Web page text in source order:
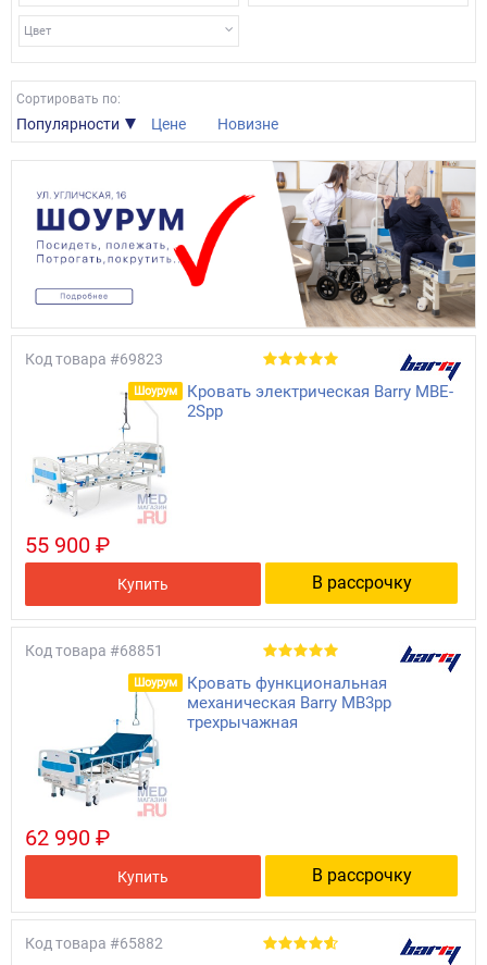
Цвет
Сортировать по:
Популярности Цене Новизне
Код товара #69823
Шоурум
Кровать электрическая Barry MBE-
2Spp
55 900 ₽
Купить В рассрочку
Код товара #68851
Шоурум
Кровать функциональная
механическая Barry MB3pp
трехрычажная
62 990 ₽
Купить В рассрочку
Код товара #65882